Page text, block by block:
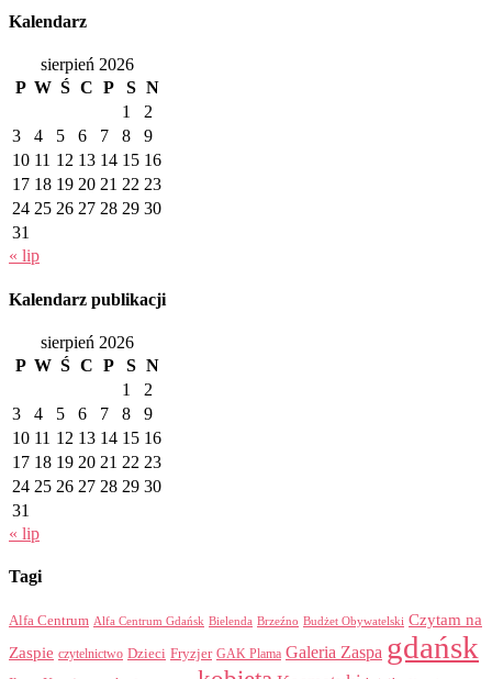
Kalendarz
sierpień 2026
P W Ś C P S N
1
2
3
4 5 6 7 8
9
10 11 12 13 14 15 16
17 18 19 20 21 22 23
24 25 26 27 28 29 30
31
« lip
Kalendarz publikacji
sierpień 2026
P W Ś C P S N
1
2
3
4 5 6 7 8
9
10 11 12 13 14 15 16
17 18 19 20 21 22 23
24 25 26 27 28 29 30
31
« lip
Tagi
Alfa Centrum Alfa Centrum Gdańsk Bielenda Brzeźno Budżet Obywatelski Czytam na
Zaspie czytelnictwo Dzieci Fryzjer GAK Plama Galeria Zaspa gdańsk